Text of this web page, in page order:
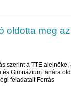
oldotta meg
szerint a TTE
és Gimnázium tanára
feladatait Forrás